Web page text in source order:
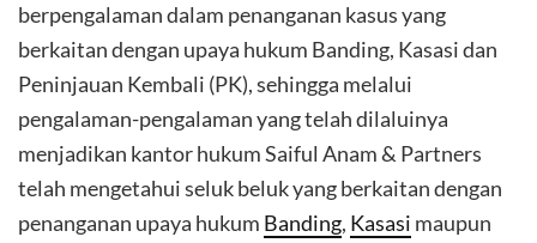
berpengalaman dalam penanganan kasus yang
berkaitan dengan upaya hukum Banding, Kasasi dan
Peninjauan Kembali (PK), sehingga melalui
pengalaman-pengalaman yang telah dilaluinya
menjadikan kantor hukum Saiful Anam & Partners
telah mengetahui seluk beluk yang berkaitan dengan
penanganan upaya hukum Banding, Kasasi maupun